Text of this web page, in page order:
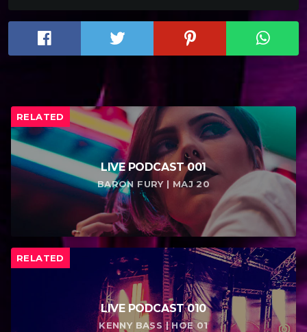
RELATED
LIVE PODCAST 001
BARON FURY | МАЈ 20
RELATED
LIVE PODCAST 010
KENNY BASS | НОЕ 01